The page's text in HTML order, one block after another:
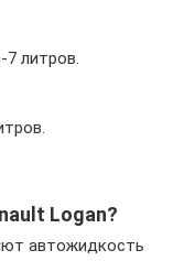
литров.
Logan?
автожидкость